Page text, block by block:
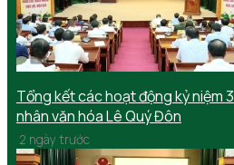
Tổng kết các hoạt động kỷ niệm
nhân văn hóa Lê Quý Đôn
2 ngày trước